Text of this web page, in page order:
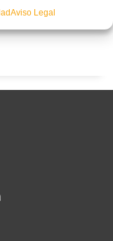
Aviso Legal
B en Valencia,
20 de septiembre)